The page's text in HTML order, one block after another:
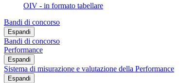
OIV - in formato tabellare
Bandi di concorso
Espandi
Bandi di concorso
Performance
Espandi
Sistema di misurazione e valutazione della Performance
Espandi